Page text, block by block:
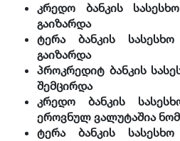
კრედო ბანკის
გაიზარდა
ტერა ბანკის
გაიზარდა
პროკრედიტ ბანკის
შემცირდა
კრედო ბანკის
ეროვნულ ვალუტაშია
ტერა ბანკის